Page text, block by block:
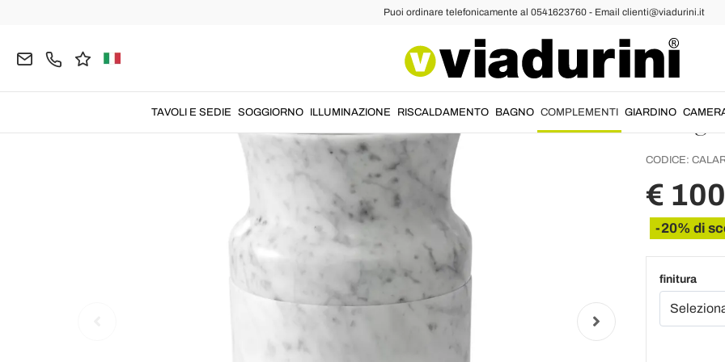
Puoi ordinare telefonicamente al 0541623760 - Email clienti@viadurini.it
TAVOLI E SEDIE SOGGIORNO ILLUMINAZIONE RISCALDAMENTO BAGNO COMPLEMENTI GIARDINO
Vaso
di
CODICE:
€
-20% di
finitura